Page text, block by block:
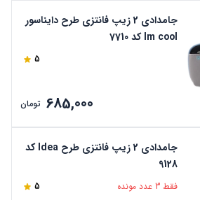
جامدادی 2 زیپ فانتزی طرح دایناسور
Im cool کد 7710
5
685,000 تومان
جامدادی 2 زیپ فانتزی طرح Idea کد
9128
فقط 3 عدد مونده 5